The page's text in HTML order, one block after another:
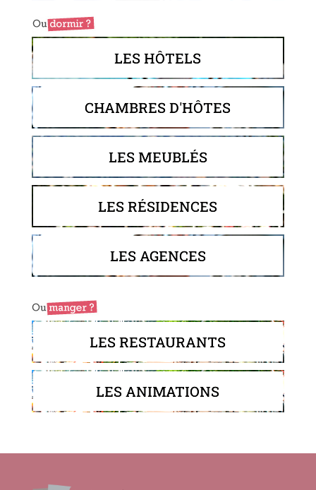
LES HÔTELS
CHAMBRES D'HÔTES
LES MEUBLÉS
LES RÉSIDENCES
LES AGENCES
LES RESTAURANTS
LES ANIMATIONS